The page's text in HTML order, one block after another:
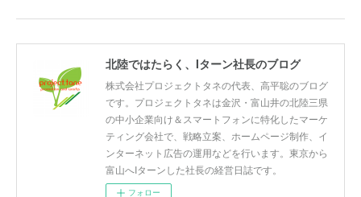
北陸ではたらく、Iターン社長のブログ
株式会社プロジェクトタネの代表、高平聡のブログ
です。プロジェクトタネは金沢・富山井の北陸三県
の中小企業向け＆スマートフォンに特化したマーケ
ティング会社で、戦略立案、ホームページ制作、イ
ンターネット広告の運用などを行います。東京から
富山へIターンした社長の経営日誌です。
フォロー